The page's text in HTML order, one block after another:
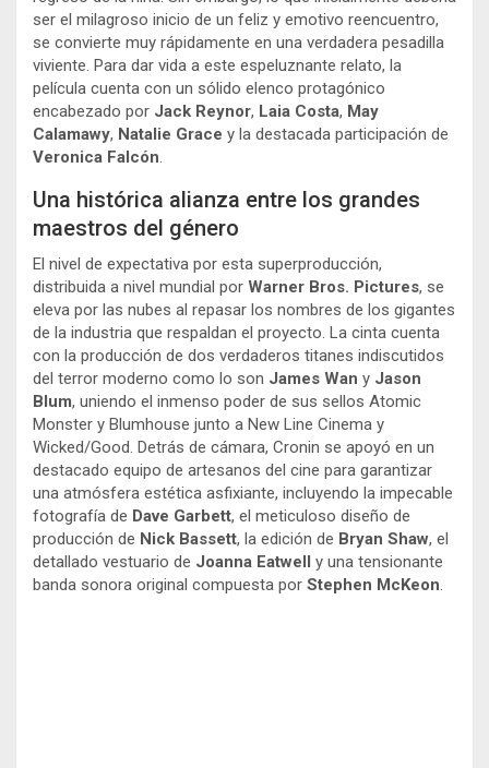
ser el milagroso inicio de un feliz y emotivo reencuentro,
se convierte muy rápidamente en una verdadera pesadilla
viviente. Para dar vida a este espeluznante relato, la
película cuenta con un sólido elenco protagónico
encabezado por Jack Reynor, Laia Costa, May
Calamawy, Natalie Grace y la destacada participación de
Veronica Falcón.
Una histórica alianza entre los grandes
maestros del género
El nivel de expectativa por esta superproducción,
distribuida a nivel mundial por Warner Bros. Pictures, se
eleva por las nubes al repasar los nombres de los gigantes
de la industria que respaldan el proyecto. La cinta cuenta
con la producción de dos verdaderos titanes indiscutidos
del terror moderno como lo son James Wan y Jason
Blum, uniendo el inmenso poder de sus sellos Atomic
Monster y Blumhouse junto a New Line Cinema y
Wicked/Good. Detrás de cámara, Cronin se apoyó en un
destacado equipo de artesanos del cine para garantizar
una atmósfera estética asfixiante, incluyendo la impecable
fotografía de Dave Garbett, el meticuloso diseño de
producción de Nick Bassett, la edición de Bryan Shaw, el
detallado vestuario de Joanna Eatwell
y una tensionante
banda sonora original compuesta por Stephen McKeon.